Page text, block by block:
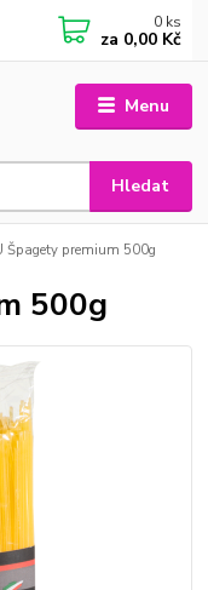
Menu
Hledat
0 ks
za 0,00 Kč
Špagety premium 500g
500g